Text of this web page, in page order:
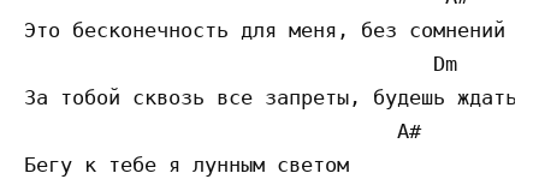
Это бесконечность для меня, без сомнений я
Dm
За тобой сквозь все запреты, будешь ждать
                               A#
Бегу к тебе я лунным светом